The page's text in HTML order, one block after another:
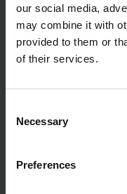
our social media,
may combine it with
provided to them or
of their services.
Selection
Necessary
Preferences
mm,